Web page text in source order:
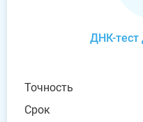
ДНК-тест
Точность
Срок